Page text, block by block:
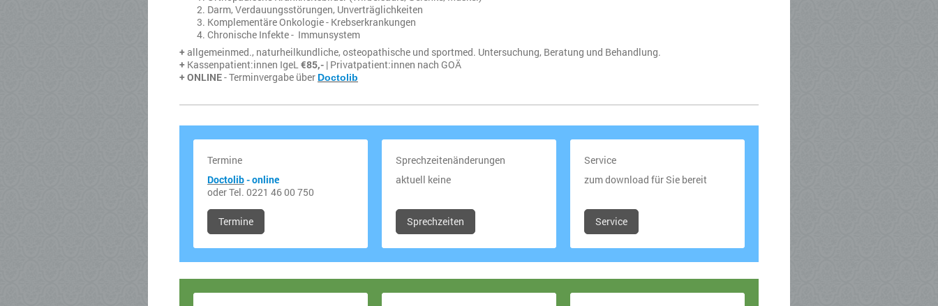
Darm, Verdauungsstörungen, Unverträglichkeiten
Komplementäre Onkologie - Krebserkrankungen
Chronische Infekte - Immunsystem
+allgemeinmed., naturheilkundliche, osteopathische und sportmed. Untersuchung, Beratung und Behandlung.
+ Kassenpatient:innen IgeL€85,- | Privatpatient:innen nach GOÄ
+ONLINE- Terminvergabe über Doctolib
Termine
Doctolib- online
oder Tel. 0221 46 00 750
Termine
Sprechzeitenänderungen
aktuell keine
Sprechzeiten
Service
zum download für Sie bereit
Service